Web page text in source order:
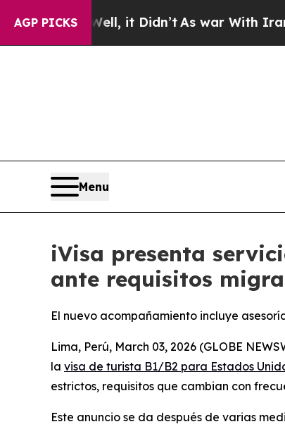
AGP PICKS
Well, it Didn’tAs war With Iran Drove oil
Menu
iVisa presenta
ante requisitos
El nuevo acompañamiento incluye
Lima, Perú, March 03, 2026 (GLOBE
la visa de turista B1/B2 para Estados
estrictos, requisitos que cambian con
Este anuncio se da después de varias